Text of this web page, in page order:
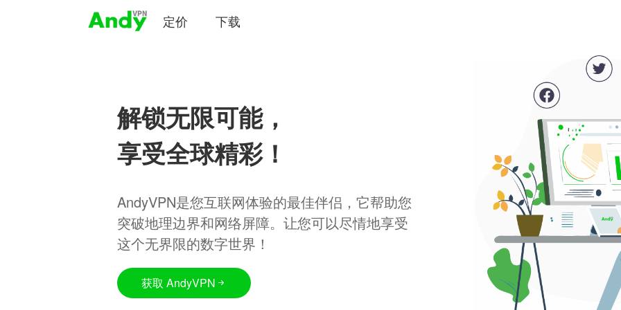
定价 下载
解锁无限可能，
享受全球精彩！
AndyVPN是您互联网体验的最佳伴侣，它帮助您
突破地理边界和网络屏障。让您可以尽情地享受
这个无界限的数字世界！
获取 AndyVPN